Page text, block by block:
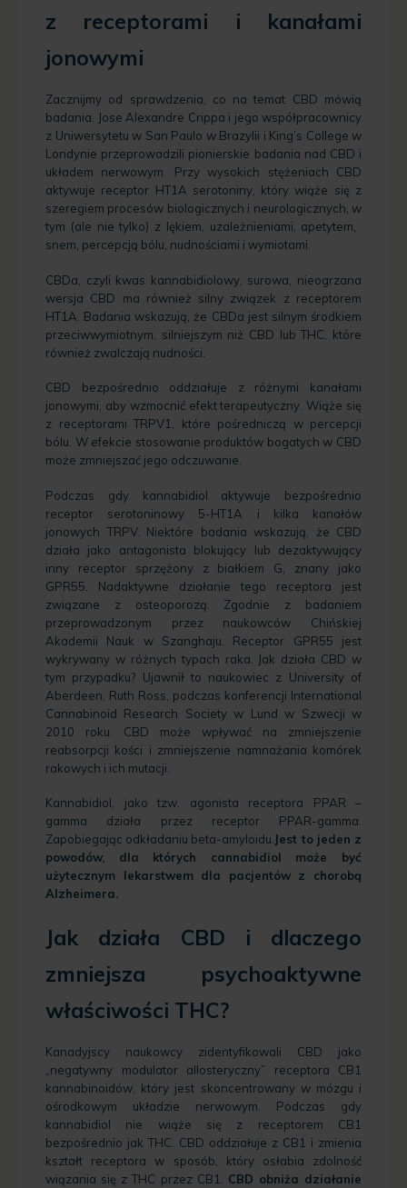
z receptorami i kanałami
jonowymi
Zacznijmy od sprawdzenia, co na temat CBD mówią
badania. Jose Alexandre Crippa i jego współpracownicy
z Uniwersytetu w San Paulo w Brazylii i King’s College w
Londynie przeprowadzili pionierskie badania nad CBD i
układem nerwowym. Przy wysokich stężeniach CBD
aktywuje receptor HT1A serotoniny, który wiąże się z
szeregiem procesów biologicznych i neurologicznych, w
tym (ale nie tylko) z lękiem, uzależnieniami, apetytem, ​​
snem, percepcją bólu, nudnościami i wymiotami.
CBDa, czyli kwas kannabidiolowy, surowa, nieogrzana
wersja CBD ma również silny związek z receptorem
HT1A. Badania wskazują, że CBDa jest silnym środkiem
przeciwwymiotnym, silniejszym niż CBD lub THC, które
również zwalczają nudności.
CBD bezpośrednio oddziałuje z różnymi kanałami
jonowymi, aby wzmocnić efekt terapeutyczny. Wiąże się
z receptorami TRPV1, które pośredniczą w percepcji
bólu. W efekcie stosowanie produktów bogatych w CBD
może zmniejszać jego odczuwanie.
Podczas gdy kannabidiol aktywuje bezpośrednio
receptor serotoninowy 5-HT1A i kilka kanałów
jonowych TRPV. Niektóre badania wskazują, że CBD
działa jako antagonista blokujący lub dezaktywujący
inny receptor sprzężony z białkiem G, znany jako
GPR55. Nadaktywne działanie tego receptora jest
związane z osteoporozą. Zgodnie z badaniem
przeprowadzonym przez naukowców Chińskiej
Akademii Nauk w Szanghaju. Receptor GPR55 jest
wykrywany w różnych typach raka. Jak działa CBD w
tym przypadku? Ujawnił to naukowiec z University of
Aberdeen, Ruth Ross, podczas konferencji International
Cannabinoid Research Society w Lund w Szwecji w
2010 roku. CBD może wpływać na zmniejszenie
reabsorpcji kości i zmniejszenie namnażania komórek
rakowych i ich mutacji.
Kannabidiol, jako tzw. agonista receptora PPAR –
gamma działa przez receptor PPAR-gamma.
Zapobiegając odkładaniu beta-amyloidu.Jest to jeden z
powodów, dla których cannabidiol może być
użytecznym lekarstwem dla pacjentów z chorobą
Alzheimera.
Jak działa CBD i dlaczego
zmniejsza psychoaktywne
właściwości THC?
Kanadyjscy naukowcy zidentyfikowali CBD jako
„negatywny modulator allosteryczny” receptora CB1
kannabinoidów, który jest skoncentrowany w mózgu i
ośrodkowym układzie nerwowym. Podczas gdy
kannabidiol nie wiąże się z receptorem CB1
bezpośrednio jak THC. CBD oddziałuje z CB1 i zmienia
kształt receptora w sposób, który osłabia zdolność
wiązania się z THC przez CB1. CBD obniża działanie